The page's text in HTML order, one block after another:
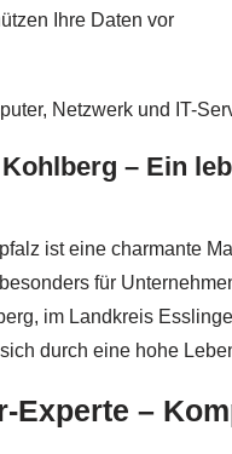
Ihre Daten vor
– Ein
ist eine charmante
besonders für
im Landkreis
durch eine hohe
Experte –